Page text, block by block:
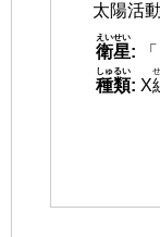
太陽活
衛星
えいせい
:
種類
しゅるい
: X